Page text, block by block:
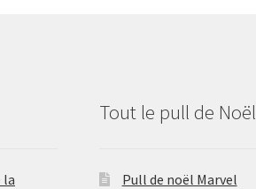
la
Tout le pull de Noël
Pull de noël Marvel